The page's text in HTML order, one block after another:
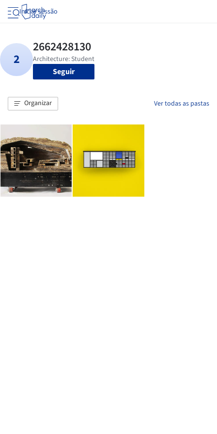
Iniciar sessão
Seguir
Organizar Ver todas as pastas